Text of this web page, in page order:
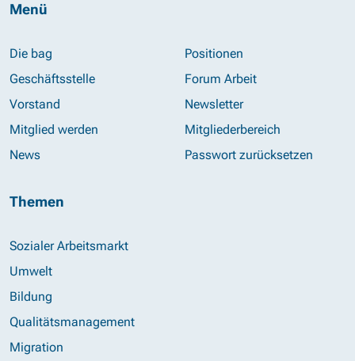
Menü
Die bag
Geschäftsstelle
Vorstand
Mitglied werden
News
Positionen
Forum Arbeit
Newsletter
Mitgliederbereich
Passwort zurücksetzen
Themen
Sozialer Arbeitsmarkt
Umwelt
Bildung
Qualitätsmanagement
Migration